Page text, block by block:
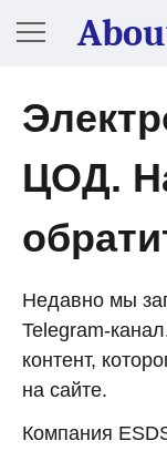
ЦОД.
Недавно мы
Telegram-
контент,
на сайте.
Компания